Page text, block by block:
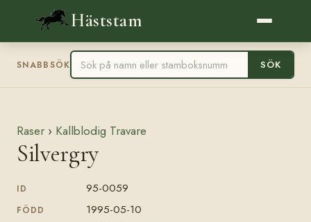
Häststam
SNABBSÖK SÖK
Raser › Kallblodig Travare
Silvergry
ID 95-0059
FÖDD 1995-05-10